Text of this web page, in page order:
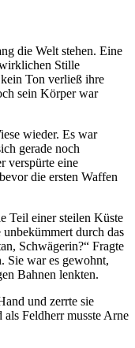
die Welt stehen. Eine
Stille
Ton verließ ihre
sein Körper war
wieder. Es war
gerade noch
verspürte eine
die ersten Waffen
Teil einer steilen Küste
durch das
Schwägerin?“ Fragte
Sie war es gewohnt,
Bahnen lenkten.
und zerrte sie
Feldherr musste Arne